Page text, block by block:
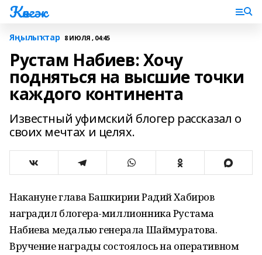
Көнгәк
Яңылыҡтар 8 ИЮЛЯ , 04:45
Рустам Набиев: Хочу
подняться на высшие точки
каждого континента
Известный уфимский блогер рассказал о
своих мечтах и целях.
Накануне глава Башкирии Радий Хабиров
наградил блогера-миллионника Рустама
Набиева медалью генерала Шаймуратова.
Вручение награды состоялось на оперативном